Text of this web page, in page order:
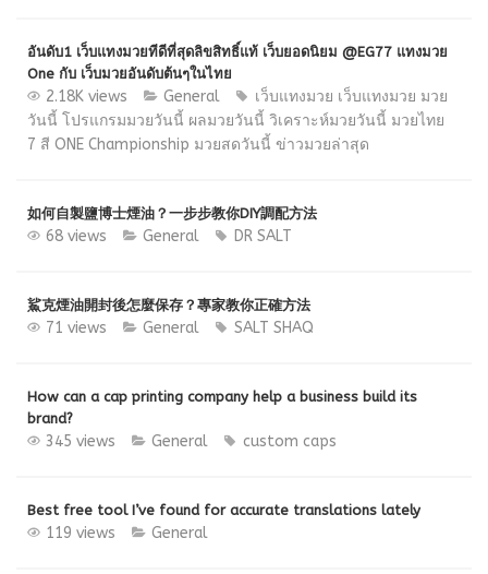
อันดับ1 เว็บแทงมวยทีดีที่สุดลิขสิทธิ์แท้ เว็บยอดนิยม @EG77 แทงมวย
One กับ เว็บมวยอันดับต้นๆในไทย
2.18K views General เว็บแทงมวย เว็บแทงมวย มวย
วันนี้ โปรแกรมมวยวันนี้ ผลมวยวันนี้ วิเคราะห์มวยวันนี้ มวยไทย
7 สี ONE Championship มวยสดวันนี้ ข่าวมวยล่าสุด
如何自製鹽博士煙油？一步步教你DIY調配方法
68 views General DR SALT
鯊克煙油開封後怎麼保存？專家教你正確方法
71 views General SALT SHAQ
How can a cap printing company help a business build its
brand?
345 views General custom caps
Best free tool I’ve found for accurate translations lately
119 views General